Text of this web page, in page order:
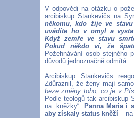
V odpovědi na otázku o
arcibiskup Stankevičs na
někomu, kdo žije ve
uvádíte ho v omyl a
Když zemře ve stavu
Pokud někdo ví, že
Požehnávání osob stejného
důvodů jednoznačně odmítá.
Arcibiskup Stankevičs
Zdůraznil, že ženy mají
beze změny toho, co je v
Podle teologů tak arcibiskup
na „kněžky“. Panna Maria i
aby získaly status kněží –